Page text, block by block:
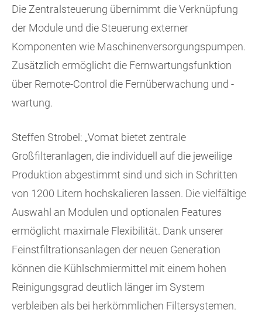
Die Zentralsteuerung übernimmt die Verknüpfung
der Module und die Steuerung externer
Komponenten wie Maschinenversorgungspumpen.
Zusätzlich ermöglicht die Fernwartungsfunktion
über Remote-Control die Fernüberwachung und -
wartung.
Steffen Strobel: „Vomat bietet zentrale
Großfilteranlagen, die individuell auf die jeweilige
Produktion abgestimmt sind und sich in Schritten
von 1200 Litern hochskalieren lassen. Die vielfältige
Auswahl an Modulen und optionalen Features
ermöglicht maximale Flexibilität. Dank unserer
Feinstfiltrationsanlagen der neuen Generation
können die Kühlschmiermittel mit einem hohen
Reinigungsgrad deutlich länger im System
verbleiben als bei herkömmlichen Filtersystemen.